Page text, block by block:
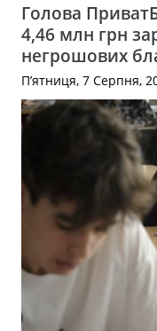
Голова
4,46 млн грн
негрошових
П’ятниця, 7 Серпня,